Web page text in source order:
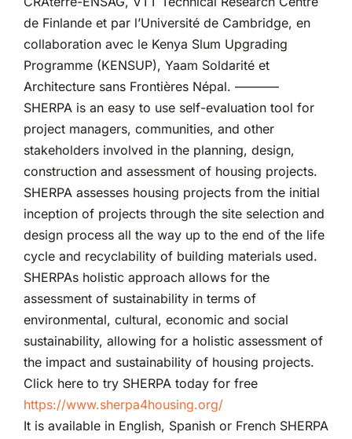
de Finlande et par l’Université de Cambridge, en
collaboration avec le Kenya Slum Upgrading
Programme (KENSUP), Yaam Soldarité et
Architecture sans Frontières Népal. ———–
SHERPA is an easy to use self-evaluation tool for
project managers, communities, and other
stakeholders involved in the planning, design,
construction and assessment of housing projects.
SHERPA assesses housing projects from the initial
inception of projects through the site selection and
design process all the way up to the end of the life
cycle and recyclability of building materials used.
SHERPAs holistic approach allows for the
assessment of sustainability in terms of
environmental, cultural, economic and social
sustainability, allowing for a holistic assessment of
the impact and sustainability of housing projects.
Click here to try SHERPA today for free
https://www.sherpa4housing.org/
It is available in English, Spanish or French SHERPA